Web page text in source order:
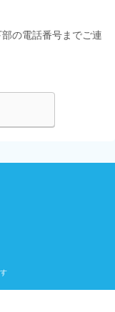
の電話番号までご連